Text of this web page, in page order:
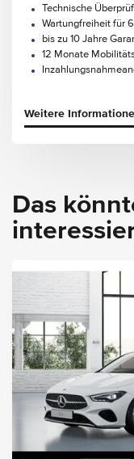
Technische
Wartungfreiheit für
bis zu 10 Jahre
12 Monate
Weitere
Das